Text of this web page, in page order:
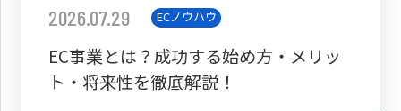
2026.07.29 ECノウハウ
EC事業とは？成功する始め方・メリッ
ト・将来性を徹底解説！